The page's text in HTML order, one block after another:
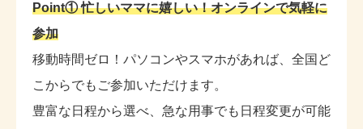
Point① 忙しいママに嬉しい！オンラインで気軽に
参加
移動時間ゼロ！パソコンやスマホがあれば、全国ど
こからでもご参加いただけます。
豊富な日程から選べ、急な用事でも日程変更が可能